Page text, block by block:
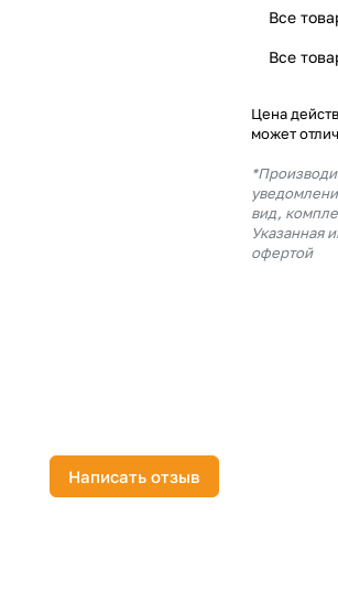
Все
Все
Цена
может
вид,
Указанная
офертой
Написать отзыв